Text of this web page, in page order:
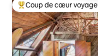
Coups de cœur
Coup de cœur